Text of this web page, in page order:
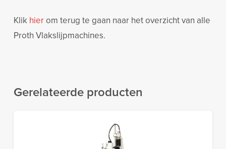
Klik hierom terug te gaan naar het overzicht van alle
Proth Vlakslijpmachines.
Gerelateerde producten